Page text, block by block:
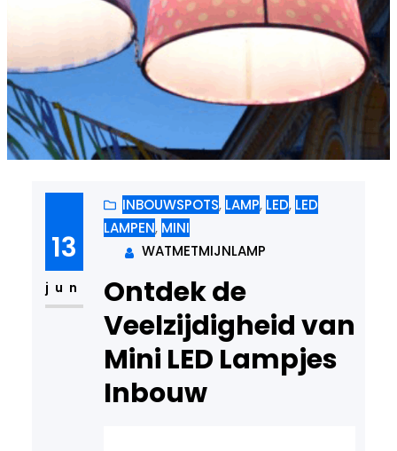
13
jun
INBOUWSPOTS, LAMP, LED, LED
LAMPEN, MINI
WATMETMIJNLAMP
Ontdek de
Veelzijdigheid van
Mini LED Lampjes
Inbouw